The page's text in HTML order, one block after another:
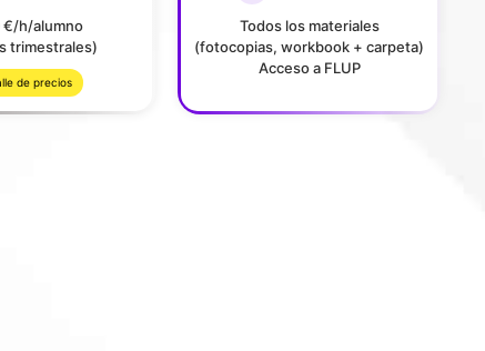
€/h/alumno
trimestrales)
de precios
Todos los materiales
(fotocopias, workbook + carpeta)
Acceso a FLUP